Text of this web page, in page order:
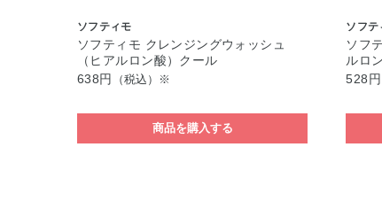
ソフティモ
ソフティモ クレンジングウォッシュ
（ヒアルロン酸）クール
638円
（税込）※
商品を購入する
ソフテ
ソフ
ルロ
528円